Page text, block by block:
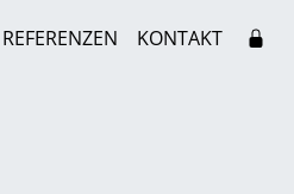
REFERENZEN KONTAKT